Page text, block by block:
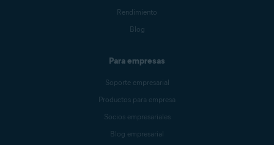
Rendimiento
Blog
Para empresas
Soporte empresarial
Productos para empresa
Socios empresariales
Blog empresarial